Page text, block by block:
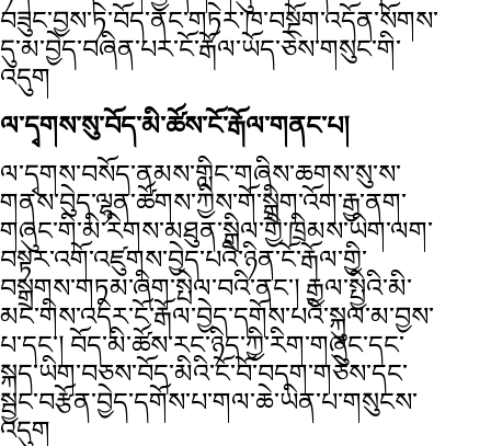
བཟུང་བྱས་ཏེ་བོད་ནང་གཏེར་ཁ་བསྔོག་འདོན་སོགས་
དུ་མ་བྱེད་བཞིན་པར་ངོ་རྒོལ་ཡོད་ཅེས་གསུང་གི་
འདུག
ལ་དྭགས་སུ་བོད་མི་ཚོས་ངོ་རྒོལ་གནང་པ།
ལ་དྭགས་བསོད་ནམས་གླིང་གཞིས་ཆགས་སུ་ས་
གནས་བེུད་ལྷན་ཚོགས་ཀྱིས་གོ་སྒྲིག་འོག་རྒྱ་ནག་
གཞུང་གི་མི་རིགས་མཐུན་སྒྲིལ་གྱི་ཁྲིམས་ཡིག་ལག་
བསྟར་འགོ་འཛུགས་བྱེད་པའི་ཉིན་ངོ་རྒོལ་གྱི་
བསྒྲགས་གཏམ་ཞིག་སྤེལ་བའི་ནང་། རྒྱལ་སྤྱིའི་མི་
མང་གིས་འདིར་ངོ་རྒོལ་བྱེད་དགོས་པའི་སྐུལ་མ་བྱས་
པ་དང་། བོད་མི་ཚོས་རང་ཉིད་ཀྱི་རིག་གཞུང་དང་
སྐད་ཡིག་བཅས་བོད་མིའི་ངོ་བོ་བདག་གཅེས་དང་
སྦྱང་བརྩོན་བྱེད་དགོས་པ་གལ་ཆེ་ཡིན་པ་གསུངས་
འདུག